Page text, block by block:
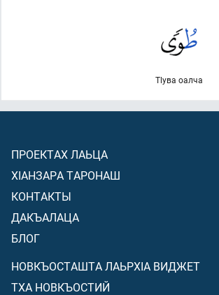
Тlува оалча
ПРОЕКТАХ ЛАЬЦА
ХIАНЗАРА ТАРОНАШ
КОНТАКТЫ
ДАКЪАЛАЦА
БЛОГ
НОВКЪОСТАШТА ЛАЬРХIА ВИДЖЕТ
ТХА НОВКЪОСТИЙ